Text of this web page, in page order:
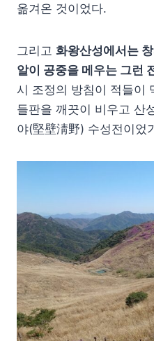
옮겨온 것이었다.
그리고 화왕산성에서는
알이 공중을 메우는 그런
시 조정의 방침이 적들이
들판을 깨끗이 비우고 산
야(堅壁淸野) 수성전이었